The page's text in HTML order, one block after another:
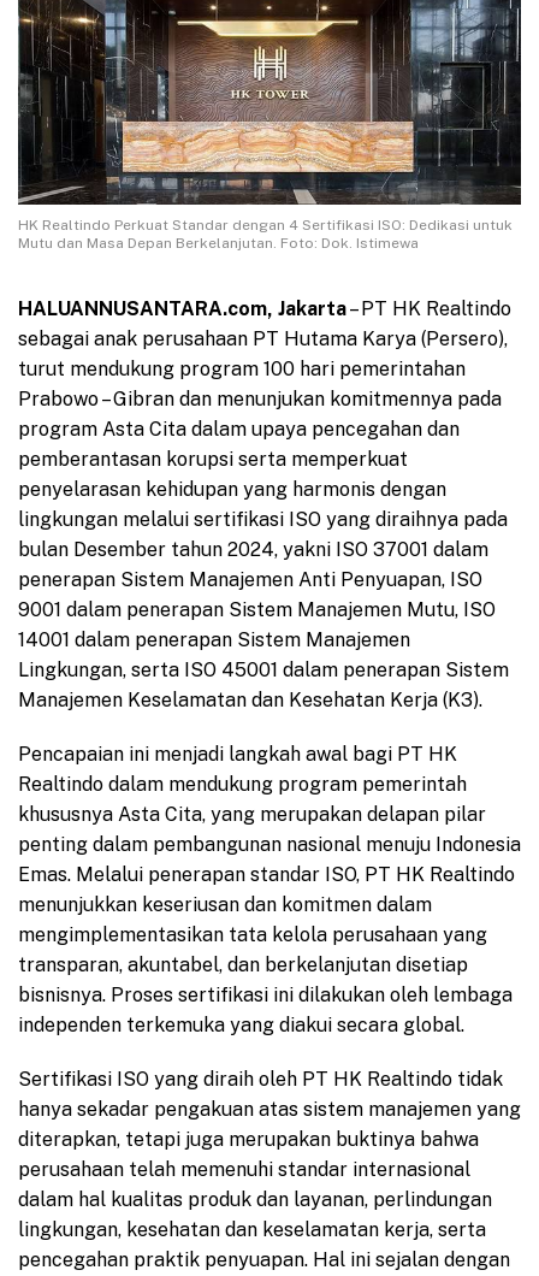
HK Realtindo Perkuat Standar dengan 4 Sertifikasi ISO: Dedikasi untuk
Mutu dan Masa Depan Berkelanjutan. Foto: Dok. Istimewa
HALUANNUSANTARA.com, Jakarta– PT HK Realtindo
sebagai anak perusahaan PT Hutama Karya (Persero),
turut mendukung program 100 hari pemerintahan
Prabowo – Gibran dan menunjukan komitmennya pada
program Asta Cita dalam upaya pencegahan dan
pemberantasan korupsi serta memperkuat
penyelarasan kehidupan yang harmonis dengan
lingkungan melalui sertifikasi ISO yang diraihnya pada
bulan Desember tahun 2024, yakni ISO 37001 dalam
penerapan Sistem Manajemen Anti Penyuapan, ISO
9001 dalam penerapan Sistem Manajemen Mutu, ISO
14001 dalam penerapan Sistem Manajemen
Lingkungan, serta ISO 45001 dalam penerapan Sistem
Manajemen Keselamatan dan Kesehatan Kerja (K3).
Pencapaian ini menjadi langkah awal bagi PT HK
Realtindo dalam mendukung program pemerintah
khususnya Asta Cita, yang merupakan delapan pilar
penting dalam pembangunan nasional menuju Indonesia
Emas. Melalui penerapan standar ISO, PT HK Realtindo
menunjukkan keseriusan dan komitmen dalam
mengimplementasikan tata kelola perusahaan yang
transparan, akuntabel, dan berkelanjutan disetiap
bisnisnya. Proses sertifikasi ini dilakukan oleh lembaga
independen terkemuka yang diakui secara global.
Sertifikasi ISO yang diraih oleh PT HK Realtindo tidak
hanya sekadar pengakuan atas sistem manajemen yang
diterapkan, tetapi juga merupakan buktinya bahwa
perusahaan telah memenuhi standar internasional
dalam hal kualitas produk dan layanan, perlindungan
lingkungan, kesehatan dan keselamatan kerja, serta
pencegahan praktik penyuapan. Hal ini sejalan dengan